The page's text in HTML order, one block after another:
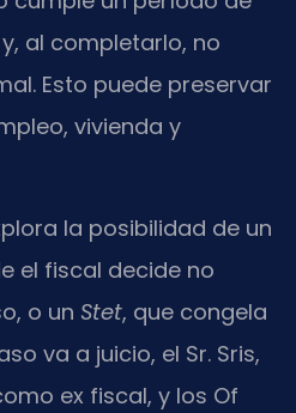
al completarlo, no
Esto puede preservar
vivienda y
la posibilidad de un
el fiscal decide no
o un Stet, que congela
va a juicio, el Sr. Sris,
ex fiscal, y los Of